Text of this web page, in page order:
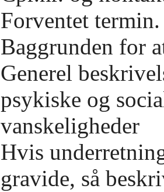
Forventet termin.
Baggrunden for
Generel
psykiske og
vanskeligheder
Hvis
gravide, så